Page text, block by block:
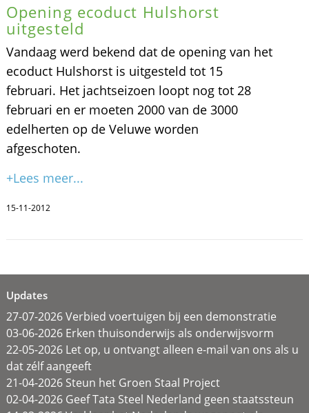
Opening ecoduct Hulshorst
uitgesteld
Vandaag werd bekend dat de opening van het
ecoduct Hulshorst is uitgesteld tot 15
februari. Het jachtseizoen loopt nog tot 28
februari en er moeten 2000 van de 3000
edelherten op de Veluwe worden
afgeschoten.
+Lees meer...
15-11-2012
Updates
27-07-2026 Verbied voertuigen bij een demonstratie
03-06-2026 Erken thuisonderwijs als onderwijsvorm
22-05-2026 Let op, u ontvangt alleen e-mail van ons als u
dat zélf aangeeft
21-04-2026 Steun het Groen Staal Project
02-04-2026 Geef Tata Steel Nederland geen staatssteun